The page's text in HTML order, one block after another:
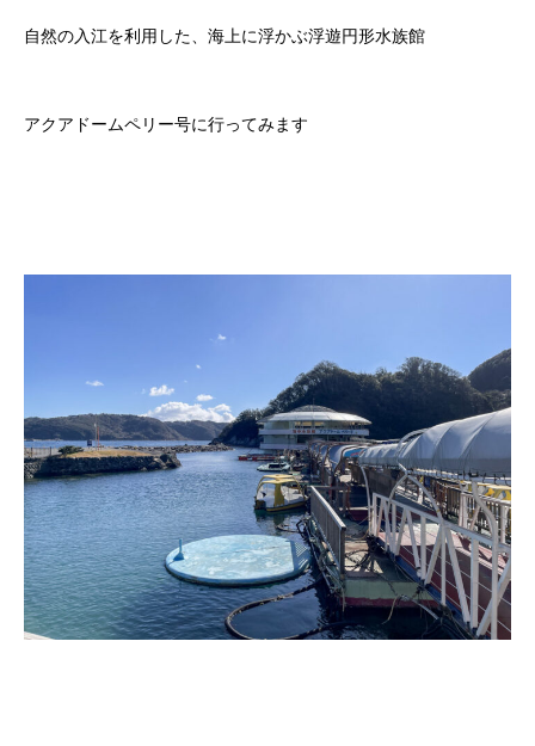
自然の入江を利用した、海上に浮かぶ浮遊円形水族館
アクアドームペリー号に行ってみます